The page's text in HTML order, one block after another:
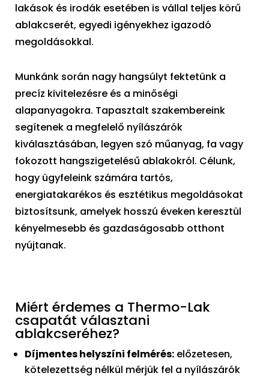
lakások és irodák esetében is vállal teljes körű
ablakcserét, egyedi igényekhez igazodó
megoldásokkal.
Munkánk során nagy hangsúlyt fektetünk a
precíz kivitelezésre és a minőségi
alapanyagokra. Tapasztalt szakembereink
segítenek a megfelelő nyílászárók
kiválasztásában, legyen szó műanyag, fa vagy
fokozott hangszigetelésű ablakokról. Célunk,
hogy ügyfeleink számára tartós,
energiatakarékos és esztétikus megoldásokat
biztosítsunk, amelyek hosszú éveken keresztül
kényelmesebb és gazdaságosabb otthont
nyújtanak.
Miért érdemes a Thermo-Lak
csapatát választani
ablakcseréhez?
Díjmentes helyszíni felmérés: előzetesen,
kötelezettség nélkül mérjük fel a nyílászárók